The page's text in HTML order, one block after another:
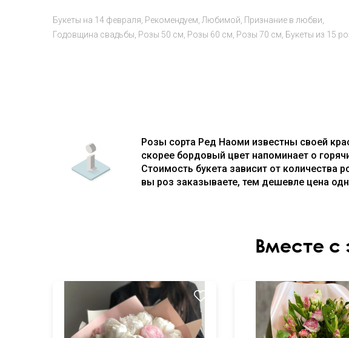
Букеты на 14 февраля Рекомендуем Любимой Признание в любви
Годовщина свадьбы Розы 50 см Розы 60 см Розы 70 см Букеты из 15
Розы сорта Ред Наоми известны своей
скорее бордовый цвет напоминает о
Стоимость букета зависит от
вы роз заказываете, тем дешевле цена
Вместе с